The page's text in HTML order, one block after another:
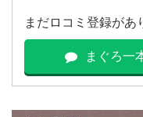
まだロコミ登録があ
まぐろ一